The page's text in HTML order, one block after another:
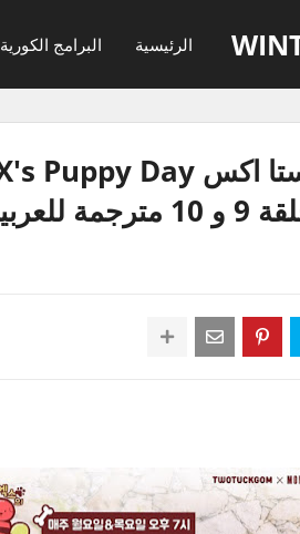
الرئيسية البرامج الكورية